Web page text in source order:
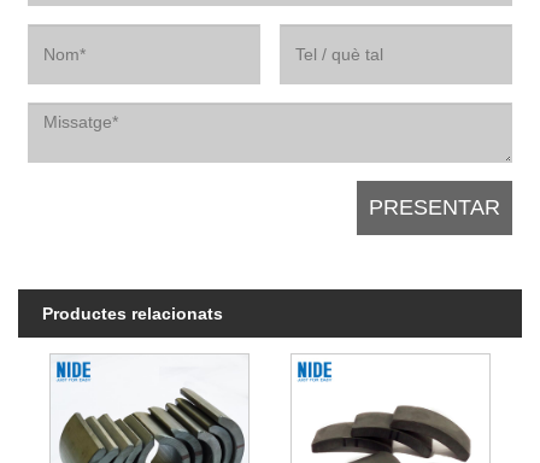
Productes relacionats